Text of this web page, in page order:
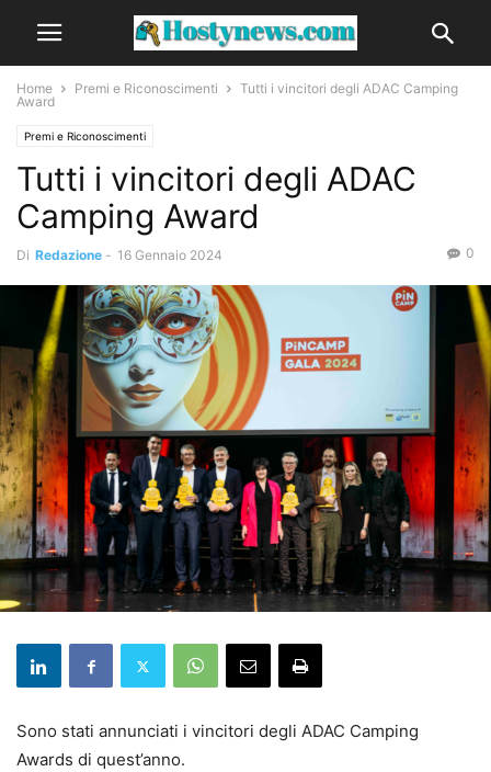
Home Premi e Riconoscimenti
Tutti i vincitori degli ADAC Camping
Award
Premi e Riconoscimenti
Tutti i vincitori degli ADAC
Camping Award
Di Redazione - 16 Gennaio 2024 0
Sono stati annunciati i vincitori degli ADAC Camping
Awards di quest’anno.